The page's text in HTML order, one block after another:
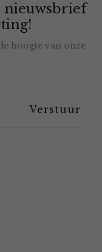
nieuwsbrief
hoogte van onze